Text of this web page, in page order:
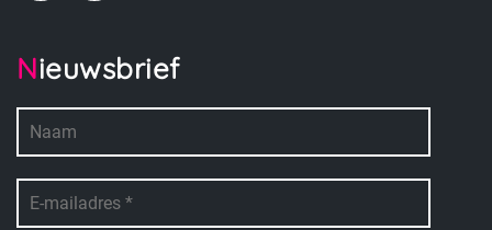
Nieuwsbrief